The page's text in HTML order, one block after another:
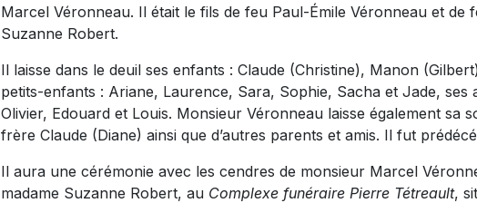
Marcel Véronneau. Il était le fils de feu Paul-Émile Véronneau et de
Suzanne Robert.
Il laisse dans le deuil ses enfants : Claude (Christine), Manon
petits-enfants : Ariane, Laurence, Sara, Sophie, Sacha et Jade, ses
Olivier, Edouard et Louis. Monsieur Véronneau laisse également sa
frère Claude (Diane) ainsi que d’autres parents et amis. Il fut
Il aura une cérémonie avec les cendres de monsieur Marcel
madame Suzanne Robert, au Complexe funéraire Pierre Tétreault,